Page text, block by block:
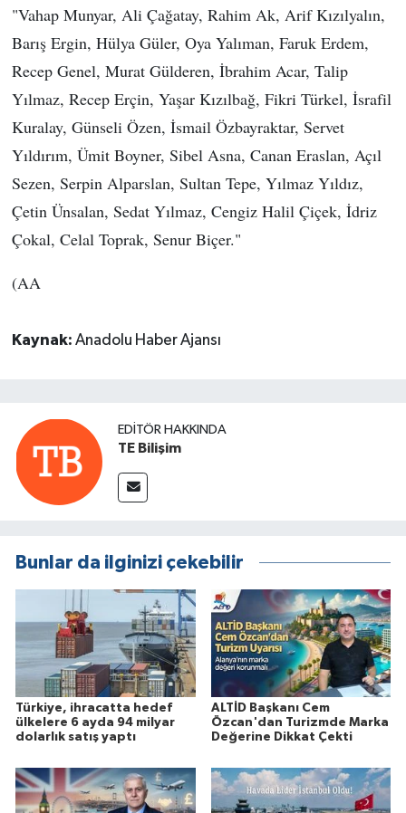
"Vahap Munyar, Ali Çağatay, Rahim Ak, Arif Kızılyalın,
Barış Ergin, Hülya Güler, Oya Yalıman, Faruk Erdem,
Recep Genel, Murat Gülderen, İbrahim Acar, Talip
Yılmaz, Recep Erçin, Yaşar Kızılbağ, Fikri Türkel, İsrafil
Kuralay, Günseli Özen, İsmail Özbayraktar, Servet
Yıldırım, Ümit Boyner, Sibel Asna, Canan Eraslan, Açıl
Sezen, Serpin Alparslan, Sultan Tepe, Yılmaz Yıldız,
Çetin Ünsalan, Sedat Yılmaz, Cengiz Halil Çiçek, İdriz
Çokal, Celal Toprak, Senur Biçer."
(AA
Kaynak: Anadolu Haber Ajansı
EDITÖR HAKKINDA
TE Bilişim
Bunlar da ilginizi çekebilir
Türkiye, ihracatta hedef
ülkelere 6 ayda 94 milyar
dolarlık satış yaptı
ALTİD Başkanı Cem
Özcan'dan Turizmde Marka
Değerine Dikkat Çekti